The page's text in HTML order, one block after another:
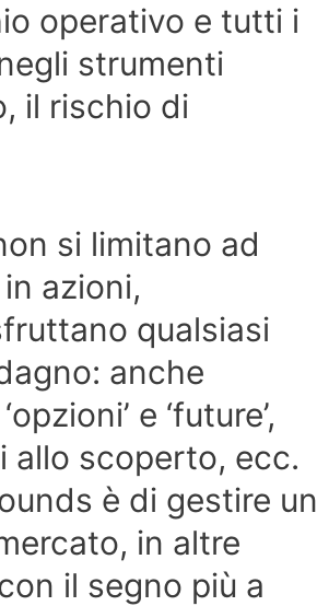
operativo e tutti i
strumenti
il rischio di
si limitano ad
azioni,
qualsiasi
anche
e ‘future’,
allo scoperto, ecc.
è di gestire un
in altre
il segno più a